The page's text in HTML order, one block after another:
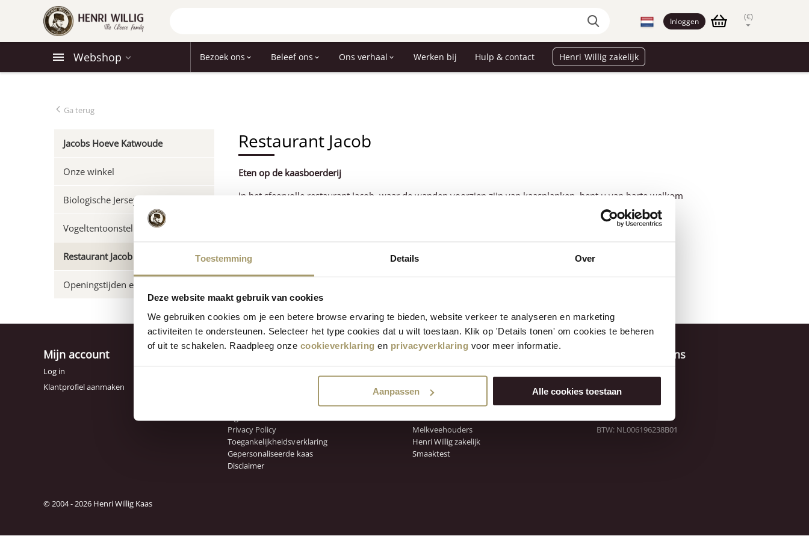
Toestemming Details Over
Deze website maakt gebruik van cookies
We gebruiken cookies om je een betere browse ervaring te bieden, website verkeer te analyseren en marketing
activiteiten te ondersteunen. Selecteer het type cookies dat u wilt toestaan. Klik op 'Details tonen' om cookies te beheren
of uit te schakelen. Raadpleeg onze cookieverklaring en privacyverklaring voor meer informatie.
Aanpassen Alle cookies toestaan
Inloggen (€)
Webshop Bezoek ons Beleef ons Ons verhaal Werken bij Hulp & contact Henri Willig zakelijk
Ga terug
Jacobs Hoeve Katwoude
Onze winkel
Biologische Jersey boerderij
Vogeltentoonstelling De Stern
Restaurant Jacob
Openingstijden en adres
Restaurant Jacob
Eten op de kaasboerderij
In het sfeervolle restaurant Jacob, waar de wanden voorzien zijn van kaasplanken, bent u van harte welkom
voor een vergadering, heerlijke lunch, high tea, borrel, BBQ of diner. In de sfeervolle ambiance van een
Hollands interieur kunnen groepen van 10 tot 150 gasten ontvangen worden. Hiervoor zijn speciale
Restaurant Jacob is uitsluitend geopend op aanvraag.
Mijn account
Log in
Klantprofiel aanmaken
Klantenservice
Privacy Policy
Toegankelijkheidsverklaring
Gepersonaliseerde kaas
Disclaimer
Ontdek ons
Recepten
Influencers
Melkveehouders
Henri Willig zakelijk
Smaaktest
Contact gegevens
1145 PM Katwoude
Netherlands
+31(0) 299 655 151
BTW: NL006196238B01
© 2004 - 2026 Henri Willig Kaas